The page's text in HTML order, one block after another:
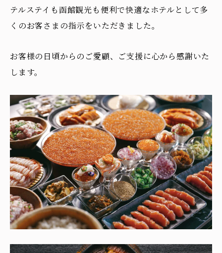
テルステイも函館観光も便利で快適なホテルとして多
くのお客さまの指示をいただきました。
お客様の日頃からのご愛顧、ご支援に心から感謝いた
します。